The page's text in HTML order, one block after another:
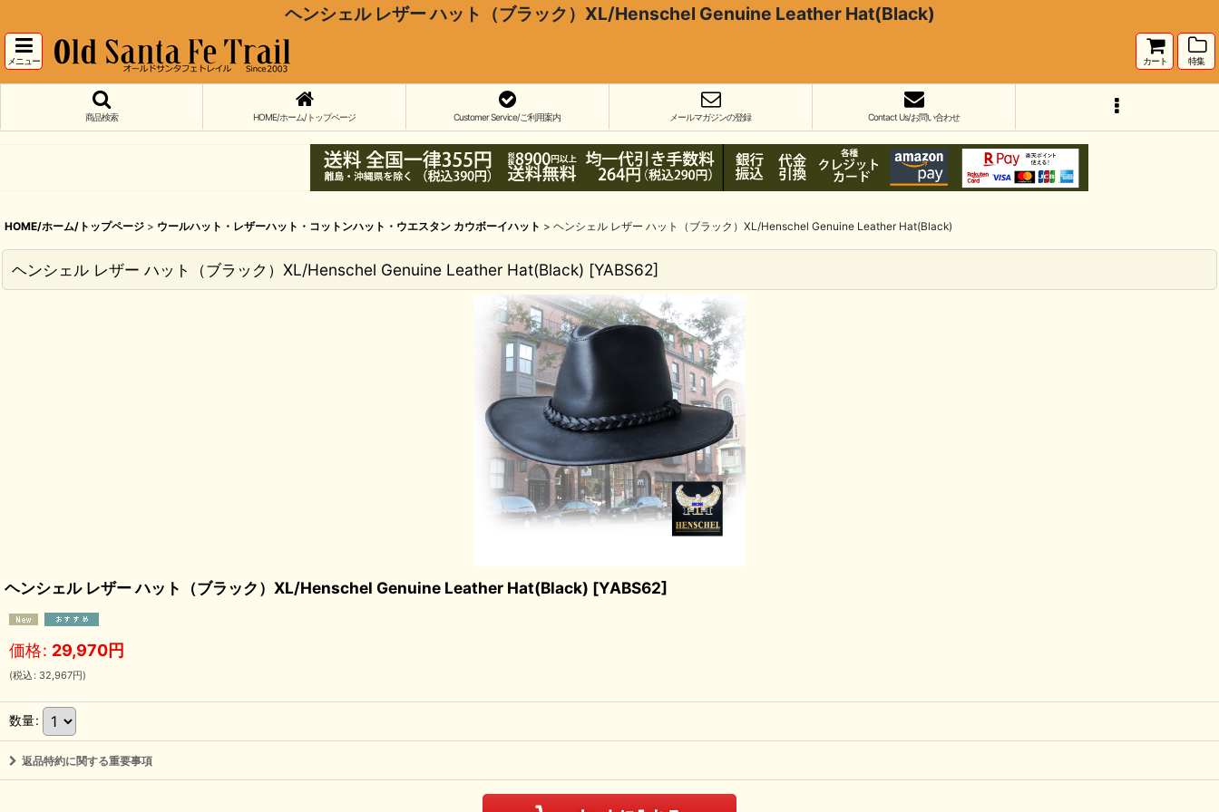
ヘンシェル レザー ハット（ブラック）XL/Henschel Genuine Leather Hat(Black)
メニュー カート 特集
商品検索 HOME/ホーム/トップページ Customer Service/ご利用案内 メールマガジンの登録 Contact Us/お問い合わせ
HOME/ホーム/トップページ > ウールハット・レザーハット・コットンハット・ウエスタン カウボーイハット > ヘンシェル レザー ハット（ブラック）XL/Henschel Genuine Leather Hat(Black)
ヘンシェル レザー ハット（ブラック）XL/Henschel Genuine Leather Hat(Black) [YABS62]
ヘンシェル レザー ハット（ブラック）XL/Henschel Genuine Leather Hat(Black) [YABS62]
価格: 29,970円
(税込 : 32,967円)
数量:
返品特約に関する重要事項